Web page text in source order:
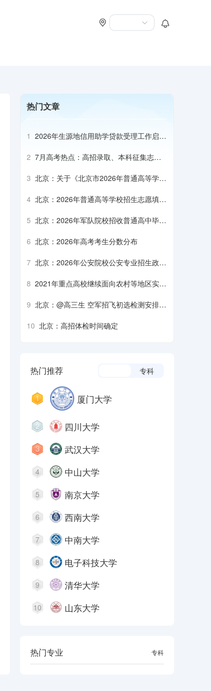
热门文章
1 2026年生源地信用助学贷款受理工作启动
2 7月高考热点：高招录取、本科征集志
3 北京：关于《北京市2026年普通高等学校
4 北京：2026年普通高等学校招生志愿填报
5 北京：2026年军队院校招收普通高中毕业
6 北京：2026年高考考生分数分布
7 北京：2026年公安院校公安专业招生政治
8 2021年重点高校继续面向农村等地区实施
9 北京：@高三生 空军招飞初选检测安排来
10 北京：高招体检时间确定
热门推荐 专科
厦门大学
四川大学
武汉大学
4 中山大学
5 南京大学
6 西南大学
7 中南大学
8 电子科技大学
9 清华大学
10 山东大学
热门专业 专科